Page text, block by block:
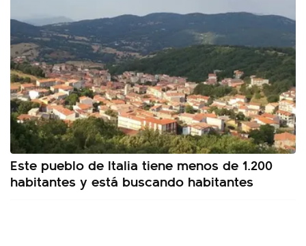
Este pueblo de Italia tiene menos de 1.200
habitantes y está buscando habitantes